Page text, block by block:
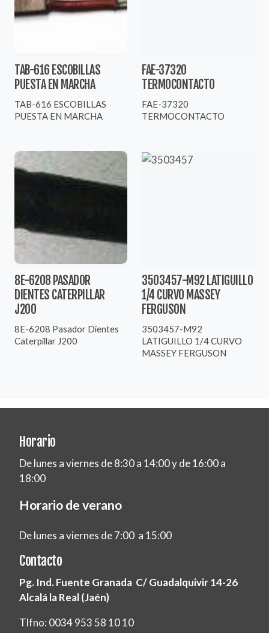
TAB-616 ESCOBILLAS
PUESTA EN MARCHA
TAB-616 ESCOBILLAS
PUESTA EN MARCHA
FAE-37320
TERMOCONTACTO
FAE-37320
TERMOCONTACTO
8E-6208 PASADOR
DIENTES CATERPILLAR
J200
8E-6208 Pasador Dientes
Caterpillar J200
3503457-M92 LATIGUILLO
1/4 CURVO MASSEY
FERGUSON
3503457-M92
LATIGUILLO 1/4 CURVO
MASSEY FERGUSON
Horario
De lunes a viernes de 8:30 a 14:00 y de 16:00 a
18:00
Horario de verano
De lunes a viernes de 7:00 a 15:00
Contacto
Pg. Ind. Fuente Granada C/ Guadalquivir 14-26
Alcalá la Real (Jaén)
Tlfno: 0034 953 58 10 10